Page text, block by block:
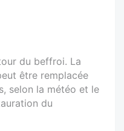
du beffroi. La
être remplacée
selon la météo et le
du